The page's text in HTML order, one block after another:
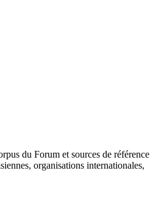
du Forum et sources de référence
organisations internationales,